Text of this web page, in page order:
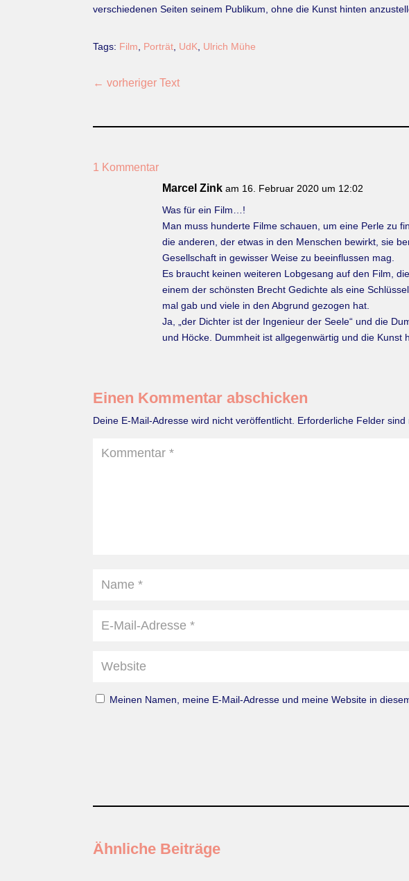
verschiedenen Seiten seinem Publikum, ohne die Kunst hinten
Tags: Film Porträt UdK Ulrich Mühe
←vorheriger Text
1 Kommentar
Marcel Zink am 16. Februar 2020 um 12:02
Was für ein Film…!
Man muss hunderte Filme schauen, um eine Perle zu
die anderen, der etwas in den Menschen bewirkt, sie
Gesellschaft in gewisser Weise zu beeinflussen mag.
Es braucht keinen weiteren Lobgesang auf den Film,
einem der schönsten Brecht Gedichte als eine
mal gab und viele in den Abgrund gezogen hat.
Ja, „der Dichter ist der Ingenieur der Seele“ und die
und Höcke. Dummheit ist allgegenwärtig und die Kunst
Einen Kommentar abschicken
Deine E-Mail-Adresse wird nicht veröffentlicht. Erforderliche Felder
Meinen Namen, meine E-Mail-Adresse und meine Website in
Ähnliche Beiträge